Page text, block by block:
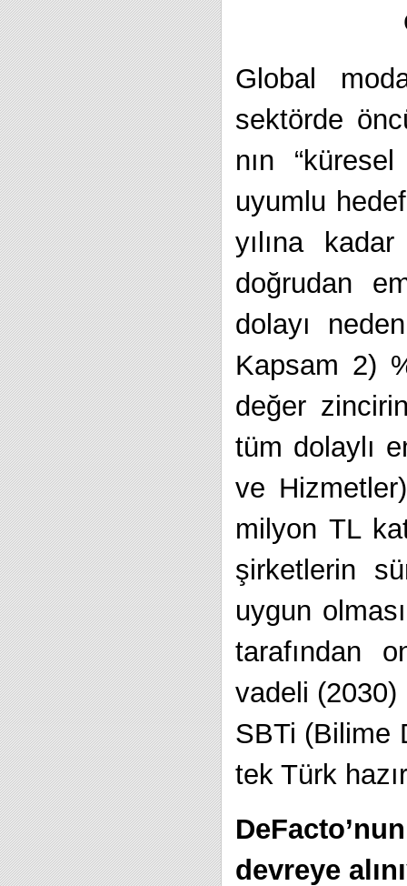
Global
sektörde
nın
uyumlu
yılına
doğrudan
dolayı
Kapsam 2)
değer
tüm dolaylı
ve
milyon TL
şirketlerin
uygun
tarafından
vadeli (2030)
SBTi (Bilime
tek Türk
devreye